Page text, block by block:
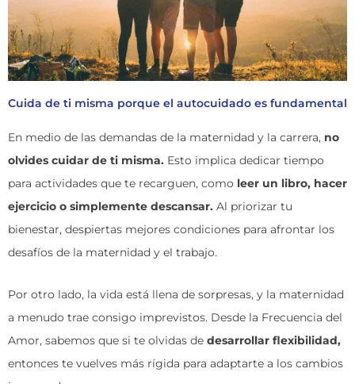
Cuida de ti misma porque el autocuidado es fundamental
En medio de las demandas de la maternidad y la carrera, no
olvides cuidar de ti misma. Esto implica dedicar tiempo
para actividades que te recarguen, como leer un libro, hacer
ejercicio o simplemente descansar. Al priorizar tu
bienestar, despiertas mejores condiciones para afrontar los
desafíos de la maternidad y el trabajo.
Por otro lado, la vida está llena de sorpresas, y la maternidad
a menudo trae consigo imprevistos. Desde la Frecuencia del
Amor, sabemos que si te olvidas de desarrollar flexibilidad,
entonces te vuelves más rígida para adaptarte a los cambios